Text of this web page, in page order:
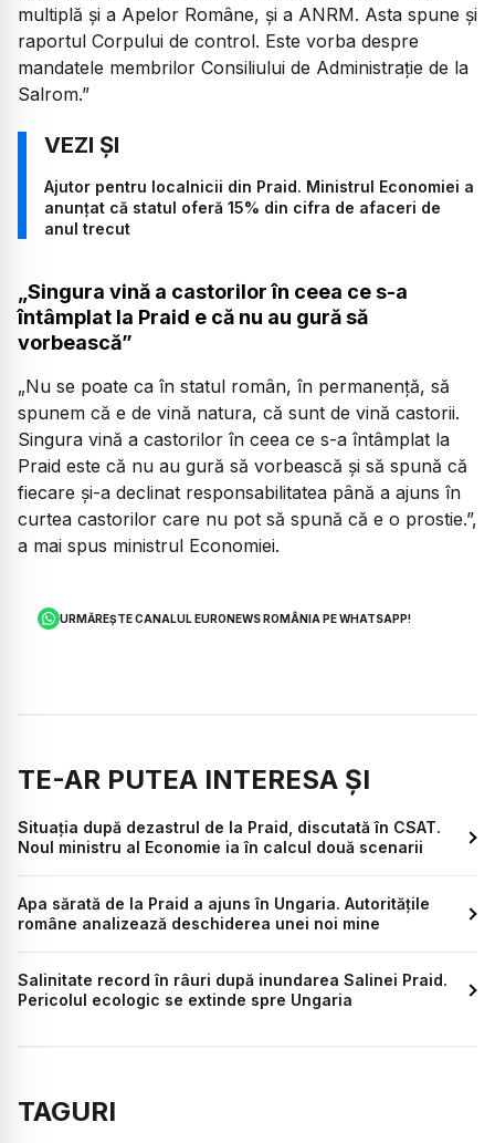
multiplă și a Apelor Române, și a ANRM. Asta spune și
raportul Corpului de control. Este vorba despre
mandatele membrilor Consiliului de Administrație de la
Salrom.”
Ajutor pentru localnicii din Praid. Ministrul Economiei a
anunțat că statul oferă 15% din cifra de afaceri de
anul trecut
„Singura vină a castorilor în ceea ce s-a
întâmplat la Praid e că nu au gură să
vorbească”
„Nu se poate ca în statul român, în permanență, să
spunem că e de vină natura, că sunt de vină castorii.
Singura vină a castorilor în ceea ce s-a întâmplat la
Praid este că nu au gură să vorbească și să spună că
fiecare și-a declinat responsabilitatea până a ajuns în
curtea castorilor care nu pot să spună că e o prostie.”,
a mai spus ministrul Economiei.
URMĂREȘTE CANALUL EURONEWS ROMÂNIA PE WHATSAPP!
TE-AR PUTEA INTERESA ȘI
Situația după dezastrul de la Praid, discutată în CSAT.
Noul ministru al Economie ia în calcul două scenarii
Apa sărată de la Praid a ajuns în Ungaria. Autoritățile
române analizează deschiderea unei noi mine
Salinitate record în râuri după inundarea Salinei Praid.
Pericolul ecologic se extinde spre Ungaria
TAGURI